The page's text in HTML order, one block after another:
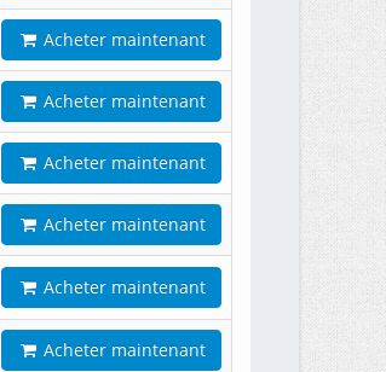
Acheter maintenant
Acheter maintenant
Acheter maintenant
Acheter maintenant
Acheter maintenant
Acheter maintenant